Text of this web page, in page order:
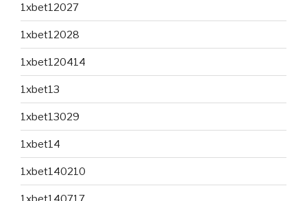
1xbet12027
1xbet12028
1xbet120414
1xbet13
1xbet13029
1xbet14
1xbet140210